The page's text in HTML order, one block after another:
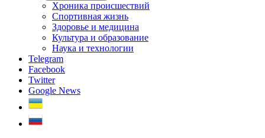
Хроника происшествий
Спортивная жизнь
Здоровье и медицина
Культура и образование
Наука и технологии
Telegram
Facebook
Twitter
Google News